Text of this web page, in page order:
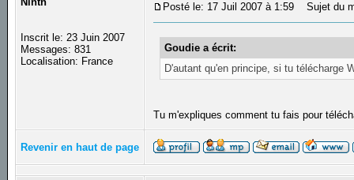
Inscrit le: 23 Juin 2007
Messages: 831
Localisation: France
Posté le: 17 Juil 2007 à 1:59 Sujet du
Goudie a écrit:
D'autant qu'en principe, si tu télécharge
Tu m'expliques comment tu fais pour
Revenir en haut de page